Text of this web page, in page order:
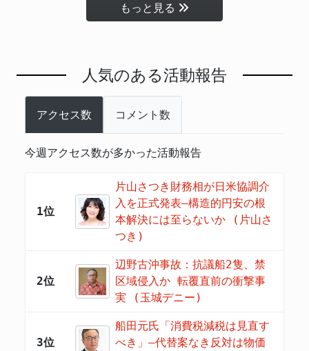
もっと見る
人気のある活動報告
アクセス数 コメント数
今週アクセス数が多かった活動報告
1位
片山さつき財務相が日米協調介
入を正式発表―構造的円安の根
本解決には至らないか (片山さ
つき)
2位
辺野古沖事故：抗議船2隻、禁
区域侵入か 転覆直前の衝撃事
実 (玉城デニー)
3位
船田元氏「消費税減税は見直す
べき」―代替案なき反対は物価